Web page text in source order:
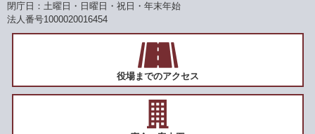
閉庁日：土曜日・日曜日・祝日・年末年始
法人番号1000020016454
役場までのアクセス